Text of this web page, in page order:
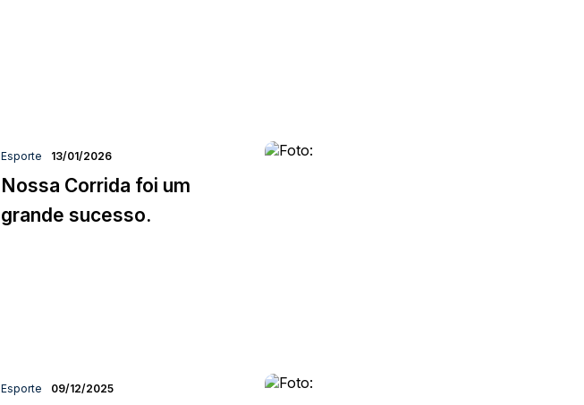
Esporte 13/01/2026
Nossa Corrida foi um
grande sucesso.
Esporte 09/12/2025